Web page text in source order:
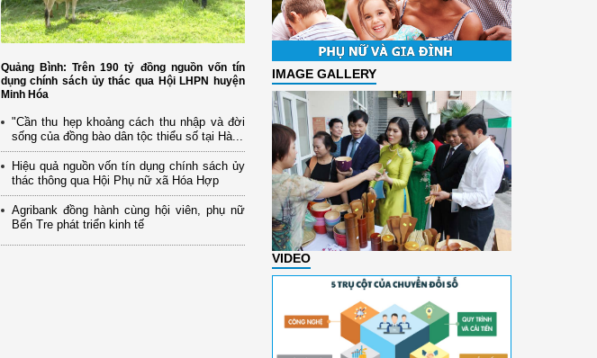
Quảng Bình: Trên 190 tỷ đồng nguồn vốn tín
dụng chính sách ủy thác qua Hội LHPN huyện
Minh Hóa
"Cần thu hẹp khoảng cách thu nhập và đời
sống của đồng bào dân tộc thiểu số tại Hà...
Hiệu quả nguồn vốn tín dụng chính sách ủy
thác thông qua Hội Phụ nữ xã Hóa Hợp
Agribank đồng hành cùng hội viên, phụ nữ
Bến Tre phát triển kinh tế
IMAGE GALLERY
VIDEO